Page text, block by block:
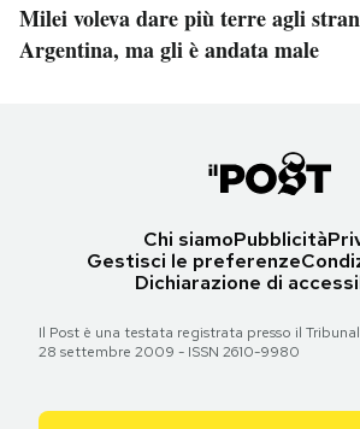
Milei voleva dare più terre agli
Argentina, ma gli è andata male
Chi siamoPubblicità
Gestisci le preferenze
Dichiarazione di
Il Post è una testata registrata presso il
28 settembre 2009 - ISSN 2610-9980